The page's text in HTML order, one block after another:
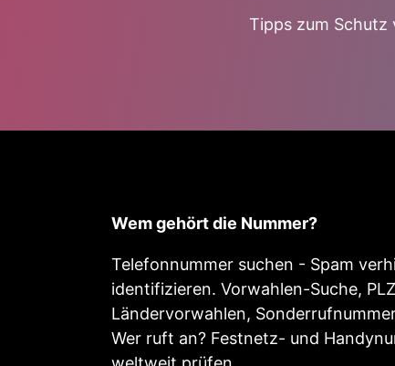
Tipps zum
Wem gehört die Nummer?
Telefonnummer suchen - Spam
identifizieren. Vorwahlen-Suche,
Ländervorwahlen,
Wer ruft an? Festnetz- und